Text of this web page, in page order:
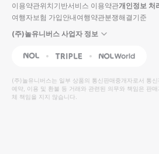
이용약관위치기반서비스 이용약관개인정보 처
여행자보험 가입안내여행약관분쟁해결기준
(주)놀유니버스 사업자 정보
NOL Triple Interpark Global
(주)놀유니버스는 일부 상품의 통신판매중개자로서 통
예약, 이용 및 환불 등 거래와 관련된 의무와 책임은 판
체 책임을 지지 않습니다.